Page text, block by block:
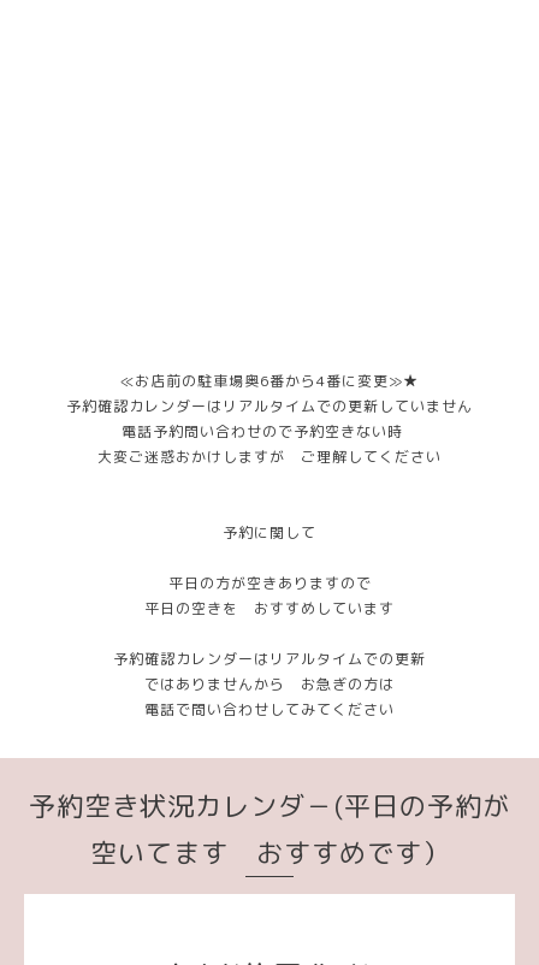
≪お店前の駐車場奥6番から4番に変更≫★
予約確認カレンダーはリアルタイムでの更新していません
電話予約問い合わせので予約空きない時
大変ご迷惑おかけしますが ご理解してください
予約に関して
平日の方が空きありますので
平日の空きを おすすめしています
予約確認カレンダーはリアルタイムでの更新
ではありませんから お急ぎの方は
電話で問い合わせしてみてください
予約空き状況カレンダ－(平日の予約が
空いてます おすすめです）